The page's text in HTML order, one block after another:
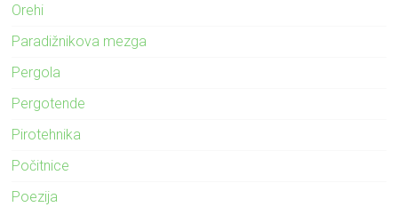
Orehi
Paradižnikova mezga
Pergola
Pergotende
Pirotehnika
Počitnice
Poezija